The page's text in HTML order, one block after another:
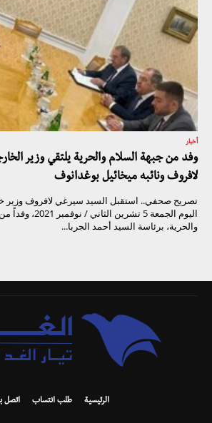
أخبار
وفد من جبهة السلام والحرية يلتقي وزير
لافروف ونائبه ميخائيل بوغدانوف
تصريح صحفي.. استقبل السيد سيرغي لافروف وزير
اليوم الجمعة 5
والحرية، برئاسة السيد أحمد الجربا...
الرئيسية طلب انتساب اتصل